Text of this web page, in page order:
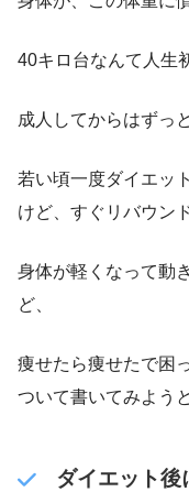
40キロ台なんて人生
成人してからはずっ
若い頃一度ダイエッ
けど、すぐリバウン
身体が軽くなって動
ど、
痩せたら痩せたで困
ついて書いてみよう
ダイエット後